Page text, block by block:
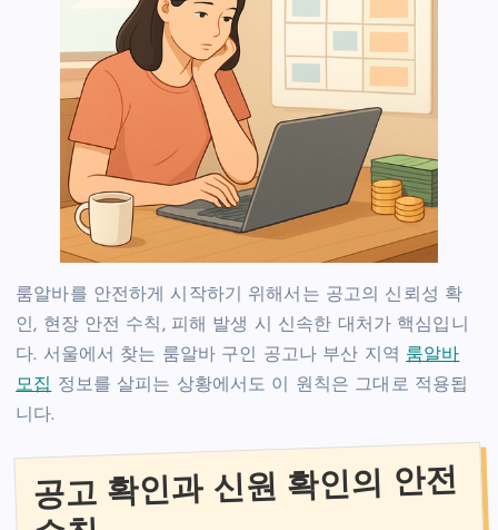
룸알바를 안전하게 시작하기 위해서는 공고의 신뢰성 확
인, 현장 안전 수칙, 피해 발생 시 신속한 대처가 핵심입니
다. 서울에서 찾는 룸알바 구인 공고나 부산 지역 룸알바
모집 정보를 살피는 상황에서도 이 원칙은 그대로 적용됩
니다.
공고 확인과 신원 확인의 안전